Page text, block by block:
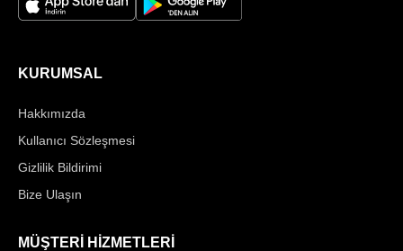
KURUMSAL
Hakkımızda
Kullanıcı Sözleşmesi
Gizlilik Bildirimi
Bize Ulaşın
MÜŞTERİ HİZMETLERİ